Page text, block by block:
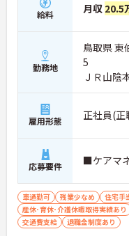
給料 月収 20.5
勤務地
鳥取県 東
5
ＪＲ山陰
バス・車
雇用形態 正社員(正
応募要件 ■ケアマ
車通勤可 残業少なめ 住宅手
産休･育休･介護休暇取得実績あり
交通費支給
退職金制度あり